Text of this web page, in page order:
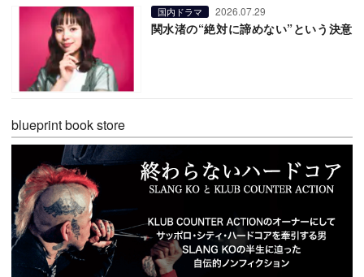
国内ドラマ 2026.07.29
関水渚の“絶対に諦めない”という決意
blueprint book store